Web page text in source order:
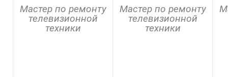
Мастер по ремонту
телевизионной
техники
Мастер по ремонту
телевизионной
техники